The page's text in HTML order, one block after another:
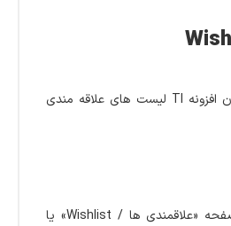
ویژگی های نسخه رایگان افزونه TI لیست های علاقه مندی
امکان انتخاب صفحه «علاقمندی ها / Wishlist» یا